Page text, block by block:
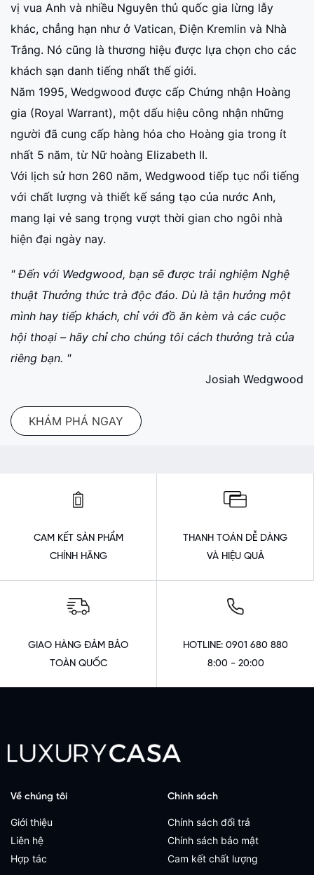
vị vua Anh và nhiều Nguyên thủ quốc gia lừng lẫy
khác, chẳng hạn như ở Vatican, Điện Kremlin và Nhà
Trắng. Nó cũng là thương hiệu được lựa chọn cho các
khách sạn danh tiếng nhất thế giới.
Năm 1995, Wedgwood được cấp Chứng nhận Hoàng
gia (Royal Warrant), một dấu hiệu công nhận những
người đã cung cấp hàng hóa cho Hoàng gia trong ít
nhất 5 năm, từ Nữ hoàng Elizabeth II.
Với lịch sử hơn 260 năm, Wedgwood tiếp tục nổi tiếng
với chất lượng và thiết kế sáng tạo của nước Anh,
mang lại vẻ sang trọng vượt thời gian cho ngôi nhà
hiện đại ngày nay.
" Đến với Wedgwood, bạn sẽ được trải nghiệm Nghệ
thuật Thưởng thức trà độc đáo. Dù là tận hưởng một
mình hay tiếp khách, chỉ với đồ ăn kèm và các cuộc
hội thoại – hãy chỉ cho chúng tôi cách thưởng trà của
riêng bạn. "
Josiah Wedgwood
KHÁM PHÁ NGAY
CAM KẾT SẢN PHẨM
CHÍNH HÃNG
THANH TOÁN DỄ DÀNG
VÀ HIỆU QUẢ
GIAO HÀNG ĐẢM BẢO
TOÀN QUỐC
HOTLINE: 0901 680 880
8:00 - 20:00
Về chúng tôi
Giới thiệu
Liên hệ
Hợp tác
Chính sách
Chính sách đổi trả
Chính sách bảo mật
Cam kết chất lượng